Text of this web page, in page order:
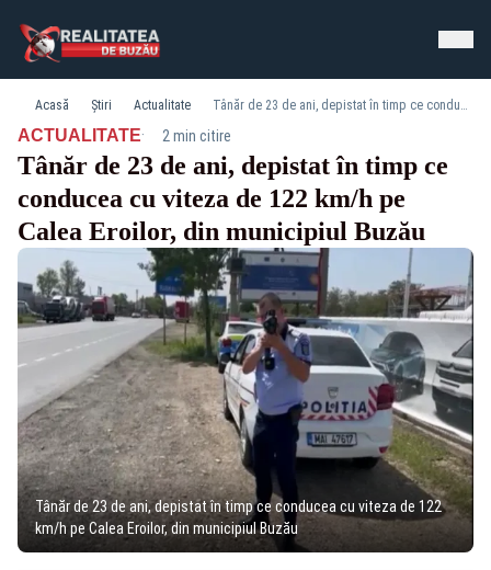
Acasă Știri Actualitate Tânăr de 23 de ani, depistat în timp ce conducea cu viteza de 122 km/h pe Calea Eroilor, din municipiul Buzău
ACTUALITATE· 2 min citire
Tânăr de 23 de ani, depistat în timp ce
conducea cu viteza de 122 km/h pe
Calea Eroilor, din municipiul Buzău
Tânăr de 23 de ani, depistat în timp ce conducea cu viteza de 122
km/h pe Calea Eroilor, din municipiul Buzău